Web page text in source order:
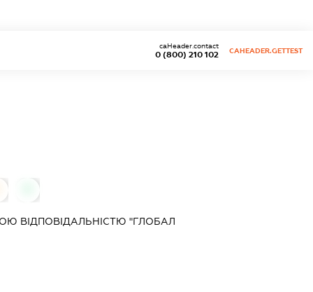
0 (800) 210 102
caHeader.contact
CAHEADER.GETTEST
ВІДПОВІДАЛЬНІСТЮ "ГЛОБАЛ